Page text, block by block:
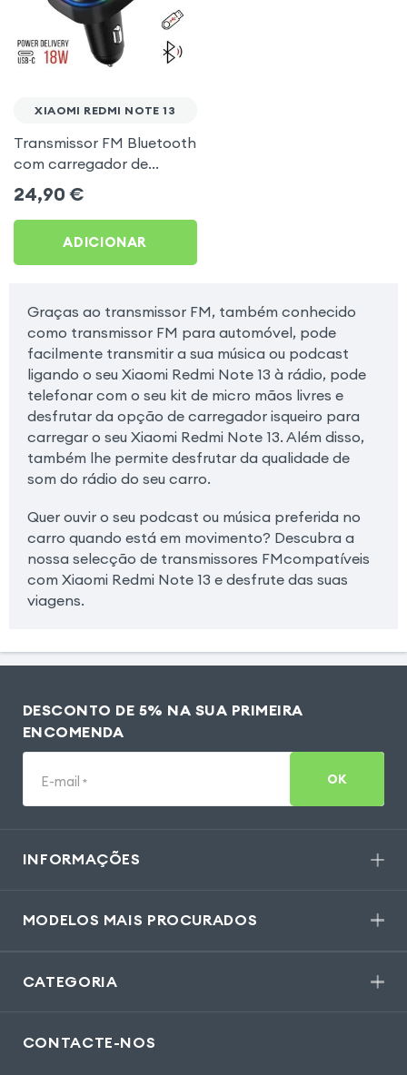
XIAOMI REDMI NOTE 13
Transmissor FM Bluetooth
com carregador de
isqueiro USB / USB-C, C2 -
Preto para Xiaomi Redmi
Note 13
24,90 €
ADICIONAR
Graças ao transmissor FM, também conhecido
como transmissor FM para automóvel, pode
facilmente transmitir a sua música ou podcast
ligando o seu Xiaomi Redmi Note 13 à rádio, pode
telefonar com o seu kit de micro mãos livres e
desfrutar da opção de carregador isqueiro para
carregar o seu Xiaomi Redmi Note 13. Além disso,
também lhe permite desfrutar da qualidade de
som do rádio do seu carro.
Quer ouvir o seu podcast ou música preferida no
carro quando está em movimento? Descubra a
nossa selecção de transmissores FMcompatíveis
com Xiaomi Redmi Note 13 e desfrute das suas
viagens.
DESCONTO DE 5% NA SUA PRIMEIRA
ENCOMENDA
E-mail * OK
INFORMAÇÕES
MODELOS MAIS PROCURADOS
CATEGORIA
CONTACTE-NOS